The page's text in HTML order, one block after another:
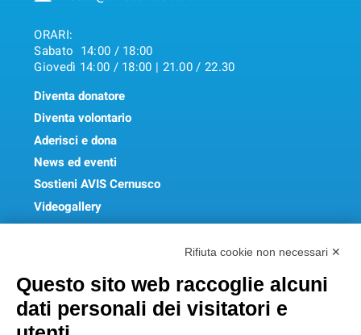
ORARI:
Sabato 14:00 / 18:00
Giovedì 14:00 / 18:00 | 21.00 / 22.30
Diventa donatore
Diventa volontario
Aderisci e dona
News ed eventi
Sostieni AVIS Cernusco
Videogallery
FAQ
Rifiuta cookie non necessari ✕
Questo sito web raccoglie alcuni
dati personali dei visitatori e